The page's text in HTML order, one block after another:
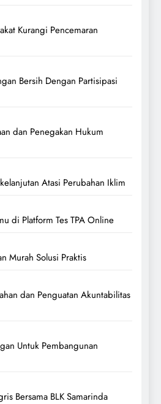
Kurangi Pencemaran
Bersih Dengan Partisipasi
dan Penegakan Hukum
Atasi Perubahan Iklim
di Platform Tes TPA Online
Murah Solusi Praktis
dan Penguatan Akuntabilitas
Untuk Pembangunan
Bersama BLK Samarinda